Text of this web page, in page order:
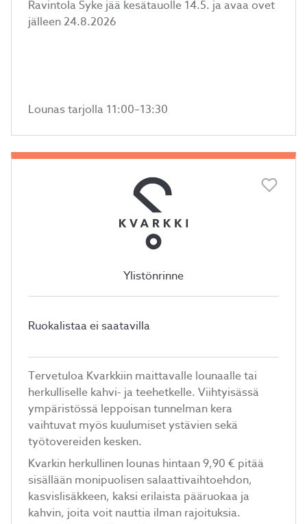
Ravintola Syke jää kesätauolle 14.5. ja avaa ovet
jälleen 24.8.2026
Lounas tarjolla 11:00–13:30
Ylistönrinne
Ruokalistaa ei saatavilla
Tervetuloa Kvarkkiin maittavalle lounaalle tai
herkulliselle kahvi- ja teehetkelle. Viihtyisässä
ympäristössä leppoisan tunnelman kera
vaihtuvat myös kuulumiset ystävien sekä
työtovereiden kesken.
Kvarkin herkullinen lounas hintaan 9,90 € pitää
sisällään monipuolisen salaattivaihtoehdon,
kasvislisäkkeen, kaksi erilaista pääruokaa ja
kahvin, joita voit nauttia ilman rajoituksia.